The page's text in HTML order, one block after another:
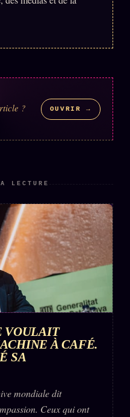
?
OUVRIR →
LECTURE
VOULAIT
À CAFÉ.
SA
mondiale dit
Ceux qui ont